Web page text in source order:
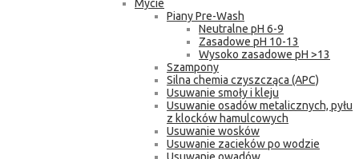
Mycie
Piany Pre-Wash
Neutralne pH 6-9
Zasadowe pH 10-13
Wysoko zasadowe pH >13
Szampony
Silna chemia czyszcząca (APC)
Usuwanie smoły i kleju
Usuwanie osadów metalicznych, pyłu
z klocków hamulcowych
Usuwanie wosków
Usuwanie zacieków po wodzie